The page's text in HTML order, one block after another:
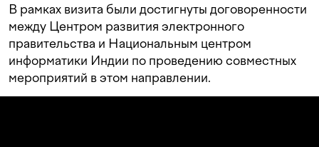
В рамках визита были достигнуты договоренности
между Центром развития электронного
правительства и Национальным центром
информатики Индии по проведению совместных
мероприятий в этом направлении.